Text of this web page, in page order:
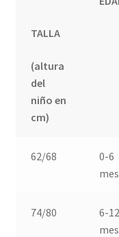
TALLA
(altura
del
niño en
cm)
62/68
0-6
74/80
6-12